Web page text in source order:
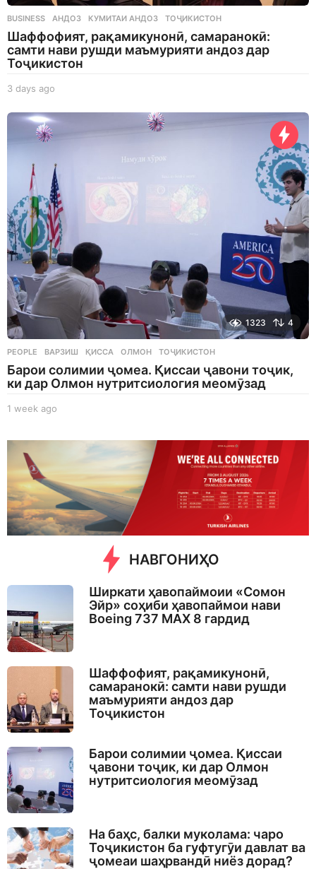
BUSINESS АНДОЗ ,КУМИТАИ АНДОЗ ,ТОҶИКИСТОН
Шаффофият, рақамикунонӣ, самаранокӣ:
самти нави рушди маъмурияти андоз дар
Тоҷикистон
3 days ago
a
g
o
1323 4
PEOPLE ВАРЗИШ ,ҚИССА ,ОЛМОН ,ТОҶИКИСТОН
Барои солимии ҷомеа. Қиссаи ҷавони тоҷик,
ки дар Олмон нутритсиология меомӯзад
1 week ago
g
o
НАВГОНИҲО
Ширкати ҳавопаймоии «Сомон
Эйр» соҳиби ҳавопаймои нави
Boeing 737 MAX 8 гардид
Шаффофият, рақамикунонӣ,
самаранокӣ: самти нави рушди
маъмурияти андоз дар
Тоҷикистон
Барои солимии ҷомеа. Қиссаи
ҷавони тоҷик, ки дар Олмон
нутритсиология меомӯзад
На баҳс, балки муколама: чаро
Тоҷикистон ба гуфтугӯи давлат ва
ҷомеаи шаҳрвандӣ ниёз дорад?